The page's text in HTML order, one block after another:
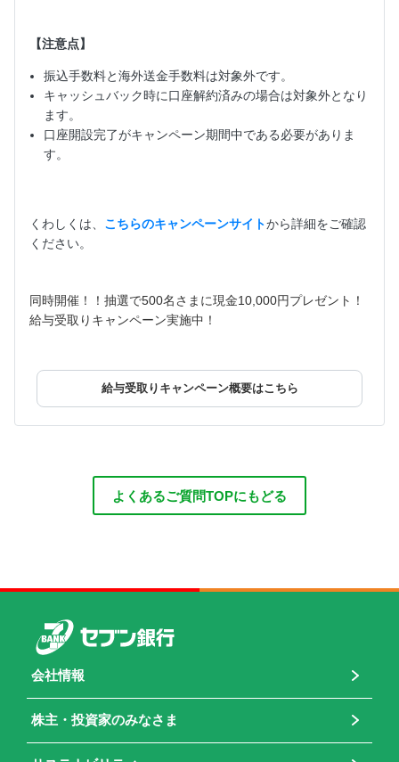
【注意点】
振込手数料と海外送金手数料は対象外です。
キャッシュバック時に口座解約済みの場合は対象外となり
ます。
口座開設完了がキャンペーン期間中である必要がありま
す。
くわしくは、 こちらのキャンペーンサイトから詳細をご確認
ください。
同時開催！！抽選で500名さまに現金10,000円プレゼント！
給与受取りキャンペーン実施中！
給与受取りキャンペーン概要はこちら
よくあるご質問TOPにもどる
会社情報
株主・投資家のみなさま